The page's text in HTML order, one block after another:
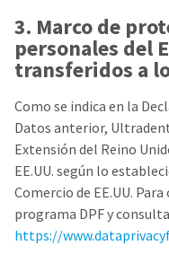
3. Marco de
personales del
transferidos a
Como se indica en la
Datos anterior, Ultradent
Extensión del Reino
EE.UU. según lo
Comercio de EE.UU.
programa DPF y
https://
the
is
ready
ship.
You
will
have
the
option
to
cancel
the
item
at
need
to
contact
Ultradent,
call
U.S.
Customer
Support
at
1.800.552.5512
Always
remit
physical